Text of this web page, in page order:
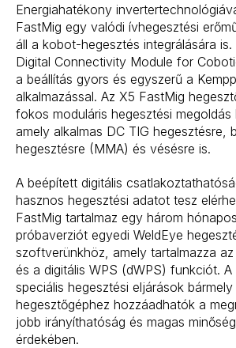
Energiahatékony
FastMig egy valódi ívhegesztési
áll a kobot-hegesztés integrálására is.
Digital Connectivity Module for
a beállítás gyors és egyszerű a
alkalmazással. Az X5 FastMig
fokos moduláris hegesztési megoldás
amely alkalmas DC TIG hegesztésre,
hegesztésre (MMA) és vésésre is.
A beépített digitális
hasznos hegesztési adatot tesz
FastMig tartalmaz egy három
próbaverziót egyedi WeldEye
szoftverünkhöz, amely tartalmazza
és a digitális WPS (dWPS) funkciót. A
speciális hegesztési eljárások
hegesztőgéphez hozzáadhatók a
jobb irányíthatóság és magas
érdekében.